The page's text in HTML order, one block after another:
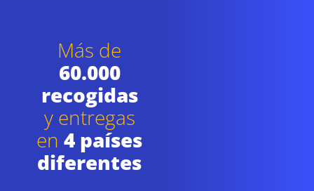
Más de
60.000
recogidas
y entregas
en 4 países
diferentes